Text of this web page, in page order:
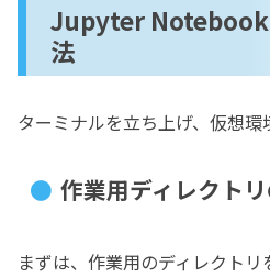
Jupyter Notebook
法
ターミナルを立ち上げ、仮想環
作業用ディレクト
まずは、作業用のディレクト